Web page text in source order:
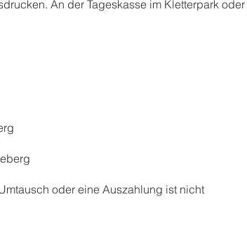
An der Tageskasse im Kletterpark oder
oder eine Auszahlung ist nicht